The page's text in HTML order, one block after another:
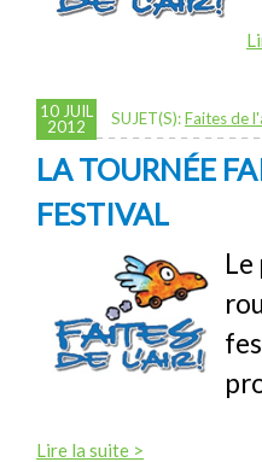
10 JUIL
2012
SUJET(S):Faites de
LA TOURNÉE
FESTIVAL
Le
Lire la suite >